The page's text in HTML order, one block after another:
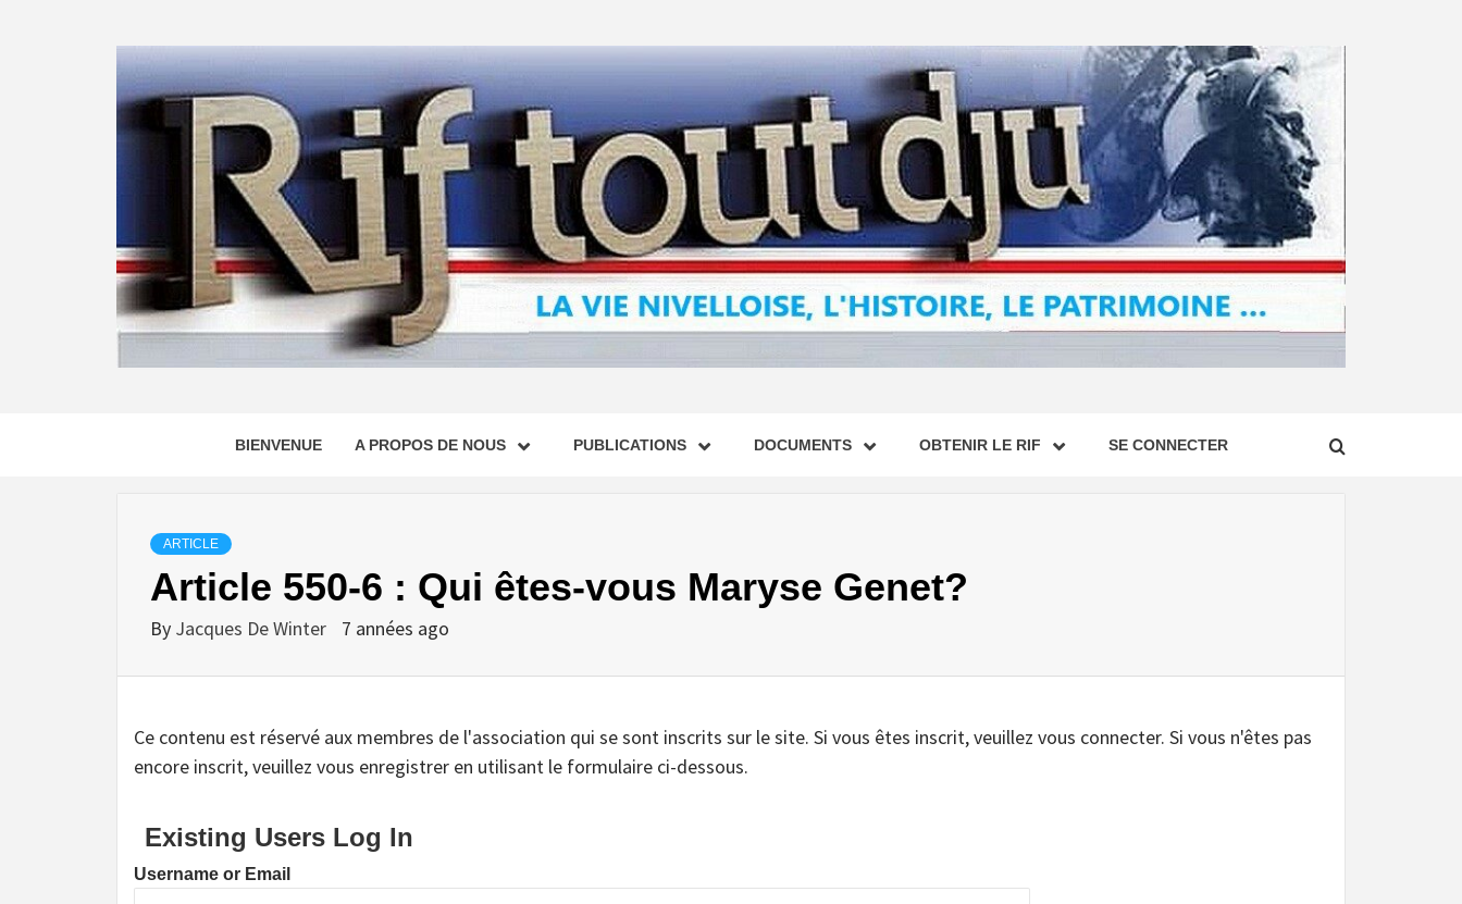
BIENVENUE A PROPOS DE NOUS PUBLICATIONS DOCUMENTS OBTENIR LE RIF SE CONNECTER
ARTICLE
Article 550-6 : Qui êtes-vous Maryse Genet?
By Jacques De Winter 7 années ago
Ce contenu est réservé aux membres de l'association qui se sont inscrits sur le site. Si vous êtes inscrit, veuillez vous connecter. Si vous n'êtes pas
encore inscrit, veuillez vous enregistrer en utilisant le formulaire ci-dessous.
Existing Users Log In
Username or Email